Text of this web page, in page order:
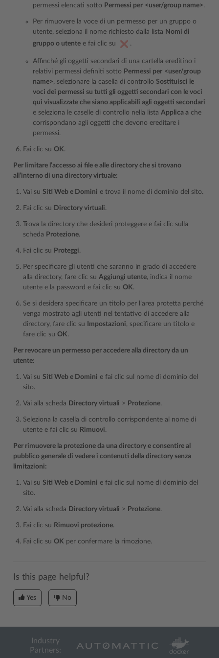
permessi elencati sotto Permessi per <user/group name>.
Per rimuovere la voce di un permesso per un gruppo o
utente, seleziona il nome richiesto dalla lista Nomi di
gruppo o utente e fai clic su .
Affinché gli oggetti secondari di una cartella ereditino i
relativi permessi definiti sotto Permessi per <user/group
name>, selezionare la casella di controllo Sostituisci le
voci dei permessi su tutti gli oggetti secondari con le voci
qui visualizzate che siano applicabili agli oggetti secondari
e seleziona le caselle di controllo nella lista Applica a che
corrispondano agli oggetti che devono ereditare i
permessi.
Fai clic su OK.
Per limitare l’accesso ai file e alle directory che si trovano
all’interno di una directory virtuale:
Vai su Siti Web e Domini e trova il nome di dominio del sito.
Fai clic su Directory virtuali.
Trova la directory che desideri proteggere e fai clic sulla
scheda Protezione.
Fai clic su Proteggi.
Per specificare gli utenti che saranno in grado di accedere
alla directory, fare clic su Aggiungi utente, indica il nome
utente e la password e fai clic su OK.
Se si desidera specificare un titolo per l’area protetta perché
venga mostrato agli utenti nel tentativo di accedere alla
directory, fare clic su
Impostazioni, specificare un titolo e
fare clic su OK.
Per revocare un permesso per accedere alla directory da un
utente:
Vai su Siti Web e Domini e fai clic sul nome di dominio del
sito.
Vai alla scheda Directory virtuali > Protezione.
Seleziona la casella di controllo corrispondente al nome di
utente e fai clic su Rimuovi.
Per rimuovere la protezione da una directory e consentire al
pubblico generale di vedere i contenuti della directory senza
limitazioni:
Vai su Siti Web e Domini e fai clic sul nome di dominio del
sito.
Vai alla scheda Directory virtuali > Protezione.
Fai clic su Rimuovi protezione.
Fai clic su OK per confermare la rimozione.
Is this page helpful?
Yes No
Industry
Partners: